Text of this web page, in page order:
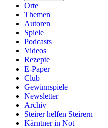
Orte
Themen
Autoren
Spiele
Podcasts
Videos
Rezepte
E-Paper
Club
Gewinnspiele
Newsletter
Archiv
Steirer helfen Steirern
Kärntner in Not